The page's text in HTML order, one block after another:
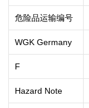
危险品运输编号
WGK Germany
F
Hazard Note